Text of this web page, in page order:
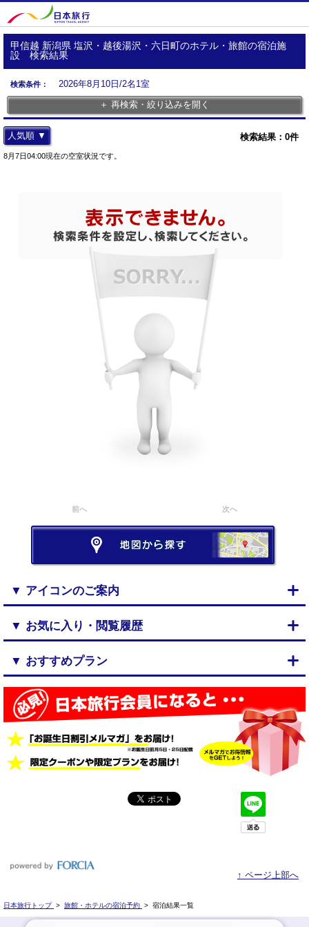
甲信越 新潟県 塩沢・越後湯沢・六日町のホテル・旅館の宿泊施
設 検索結果
検索条件：
2026年8月10日/2名1室
＋ 再検索・絞り込みを開く
検索結果： 0件
人気順 ▼
8月7日04:00現在の空室状況です。
前へ 次へ
▼ アイコンのご案内
▼ お気に入り・閲覧履歴
▼ おすすめプラン
↑ ページ上部へ
日本旅行トップ > 旅館・ホテルの宿泊予約 > 宿泊結果一覧